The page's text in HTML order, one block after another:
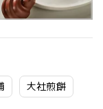
大社煎餅